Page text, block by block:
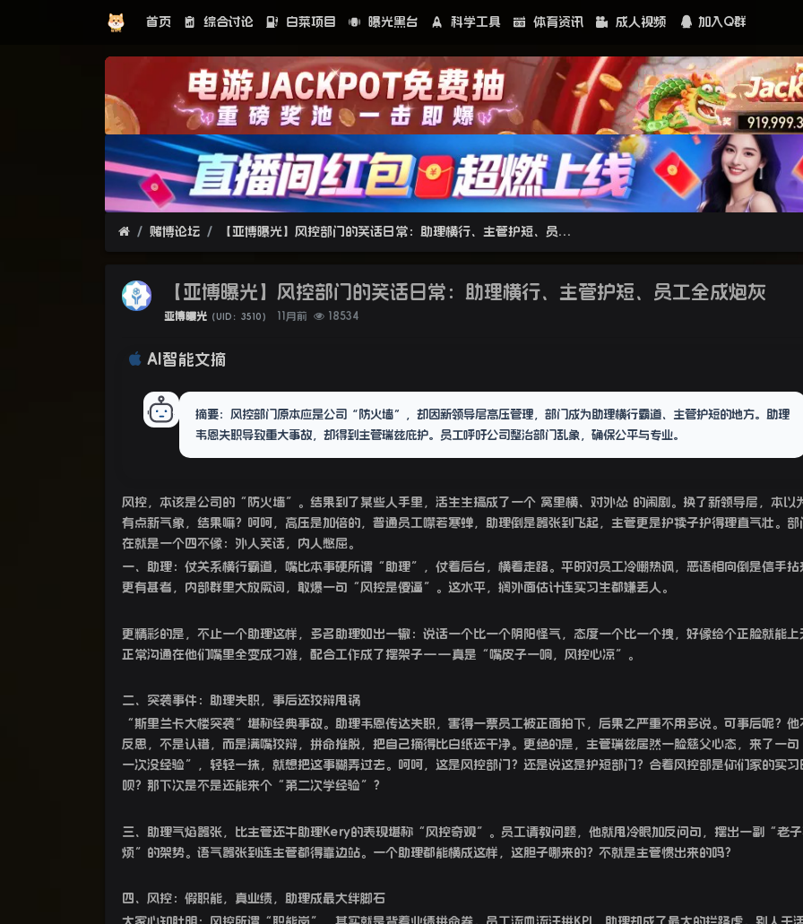
首页 综合讨论 白菜项目 曝光黑台 科学工具 体育资讯 成人视频 加入Q群
赌博论坛 【亚博曝光】风控部门的笑话日常：助理横行、主管护短、员工全成炮灰
【亚博曝光】风控部门的笑话日常：助理横行、主管护短、员工全成炮灰
亚博曝光 （UID：3510） 11月前 18534
AI智能文摘
摘要：风控部门原本应是公司“防火墙”，却因新领导层高压管理，部门成为助理横行霸道、主管护短的地方。助理
韦恩失职导致重大事故，却得到主管瑞兹庇护。员工呼吁公司整治部门乱象，确保公平与专业。
风控，本该是公司的“防火墙”。结果到了某些人手里，活生生搞成了一个 窝里横、对外怂 的闹剧。换了新领导层，本以
有点新气象，结果嘛？呵呵，高压是加倍的，普通员工噤若寒蝉，助理倒是嚣张到飞起，主管更是护犊子护得理直气壮。部
在就是一个四不像：外人笑话，内人憋屈。
一、助理：仗关系横行霸道，嘴比本事硬所谓“助理”，仗着后台，横着走路。平时对员工冷嘲热讽，恶语相向倒是信手拈
更有甚者，内部群里大放厥词，敢爆一句“风控是傻逼”。这水平，搁外面估计连实习生都嫌丢人。
更精彩的是，不止一个助理这样，多名助理如出一辙：说话一个比一个阴阳怪气，态度一个比一个拽，好像给个正脸就能上
正常沟通在他们嘴里全变成刁难，配合工作成了摆架子——真是“嘴皮子一响，风控心凉”。
二、突袭事件：助理失职，事后还狡辩甩锅
“斯里兰卡大楼突袭”堪称经典事故。助理韦恩传达失职，害得一票员工被正面拍下，后果之严重不用多说。可事后呢？他
反思，不是认错，而是满嘴狡辩，拼命推脱，把自己摘得比白纸还干净。更绝的是，主管瑞兹居然一脸慈父心态，来了一
一次没经验”，轻轻一抹，就想把这事糊弄过去。呵呵，这是风控部门？还是说这是护短部门？合着风控部是你们家的实习
呗？那下次是不是还能来个“第二次学经验”？
三、助理气焰嚣张，比主管还牛助理Kery的表现堪称“风控奇观”。员工请教问题，他就甩冷眼加反问句，摆出一副“老
烦”的架势。语气嚣张到连主管都得靠边站。一个助理都能横成这样，这胆子哪来的？不就是主管惯出来的吗？
四、风控：假职能，真业绩，助理成最大绊脚石
大家心知肚明：风控所谓“职能岗”，其实就是背着业绩拼命卷。员工流血流汗拼KPI，助理却成了最大的拦路虎。别人干